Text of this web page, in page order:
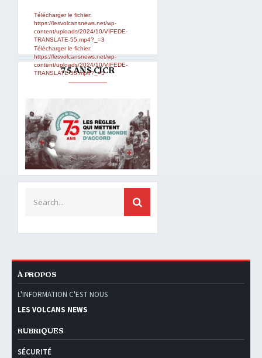
Télécharger le fichier:
https://lesvolcansnews.net/wp-
content/uploads/2024/10/VIFEDE-
TRANSLATE-55.mp4?_=3
Télécharger le fichier:
https://lesvolcansnews.net/wp-
content/uploads/2024/10/VIFEDE-
TRANSLATE-55.mp4?_=3
75 ANS CICR
À PROPOS
L'INFORMATION C'EST NOUS
LES VOLCANS NEWS
RUBRIQUES
SÉCURITÉ